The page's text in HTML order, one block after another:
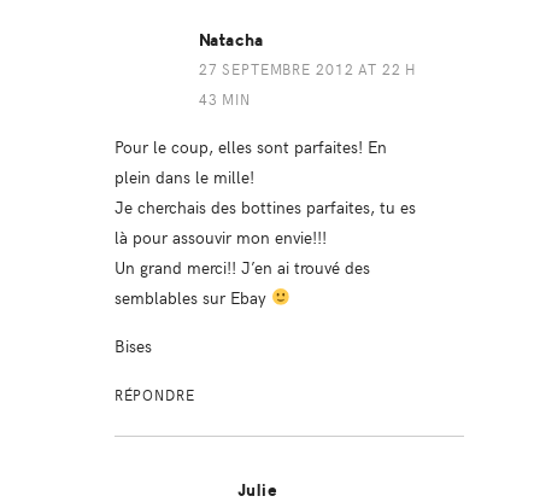
Natacha
27 SEPTEMBRE 2012 AT 22 H
43 MIN
Pour le coup, elles sont parfaites! En
plein dans le mille!
Je cherchais des bottines parfaites, tu es
là pour assouvir mon envie!!!
Un grand merci!! J’en ai trouvé des
semblables sur Ebay
Bises
RÉPONDRE
Julie